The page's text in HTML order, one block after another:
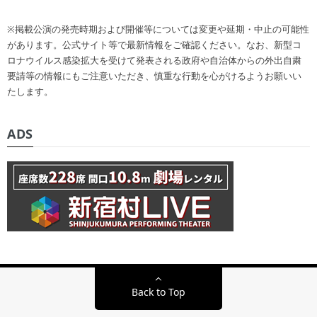
※掲載公演の発売時期および開催等については変更や延期・中止の可能性
があります。公式サイト等で最新情報をご確認ください。なお、新型コ
ロナウイルス感染拡大を受けて発表される政府や自治体からの外出自粛
要請等の情報にもご注意いただき、慎重な行動を心がけるようお願いい
たします。
ADS
Back to Top